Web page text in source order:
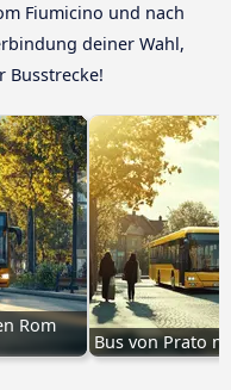
Fiumicino und nach
deiner Wahl,
Busstrecke!
Rom
Bus von Prato